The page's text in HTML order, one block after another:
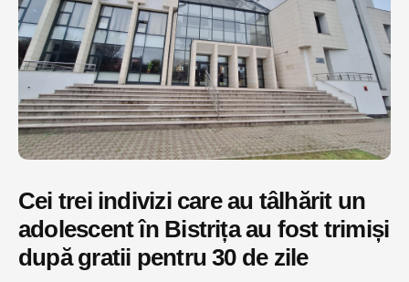
Cei trei indivizi care au tâlhărit un
adolescent în Bistrița au fost trimiși
după gratii pentru 30 de zile